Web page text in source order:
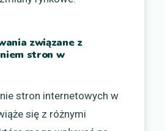
związane z
stron w
stron internetowych w
się z różnymi